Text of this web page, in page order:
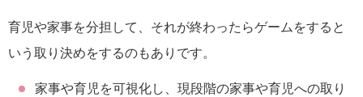
育児や家事を分担して、それが終わったらゲームをすると
いう取り決めをするのもありです。
家事や育児を可視化し、現段階の家事や育児への取り